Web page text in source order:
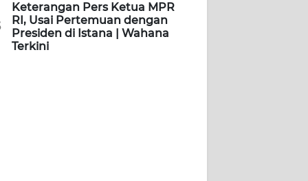
Keterangan Pers Ketua MPR
RI, Usai Pertemuan dengan
Presiden di Istana | Wahana
Terkini